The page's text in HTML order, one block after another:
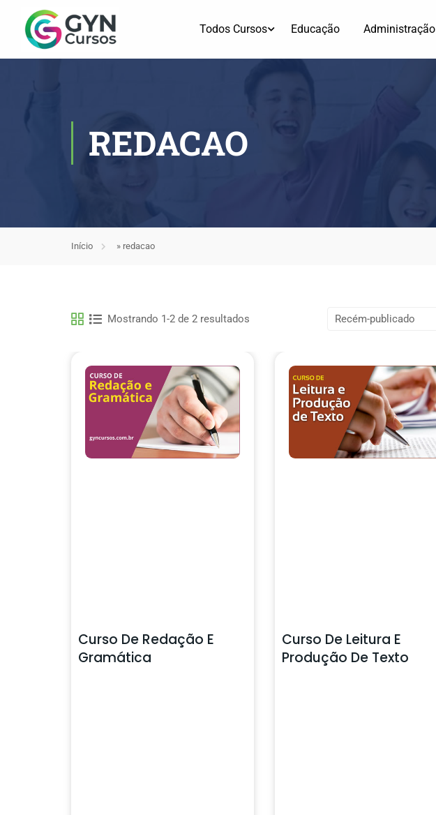
Todos Cursos Educação Administração
REDACAO
Início » redacao
Mostrando 1-2 de 2 resultados
Curso De Redação E
Gramática
Curso De Leitura E
Produção De Texto